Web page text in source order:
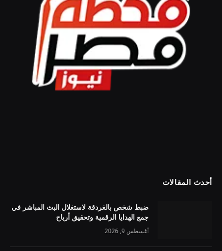
أحدث المقالات
ضبط شخص بالغردقة لاستغلال البث المباشر في
جمع الهدايا الرقمية وتحقيق أرباح
أغسطس 9, 2026